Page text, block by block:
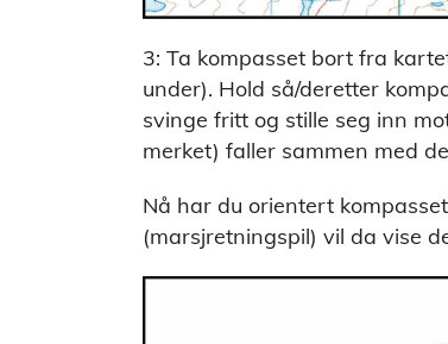
3: Ta kompasset bort fra
under). Hold så/deretter
svinge fritt og stille seg inn
merket) faller sammen med
Nå har du orientert
(marsjretningspil) vil da vise